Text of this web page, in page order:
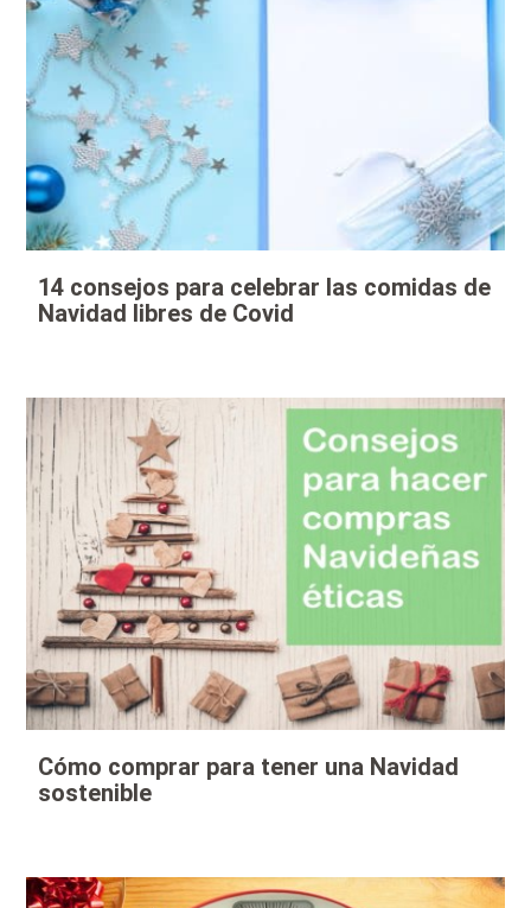
14 consejos para celebrar las comidas de
Navidad libres de Covid
Cómo comprar para tener una Navidad
sostenible